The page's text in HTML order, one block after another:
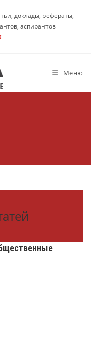
доклады, рефераты,
аспирантов
Меню